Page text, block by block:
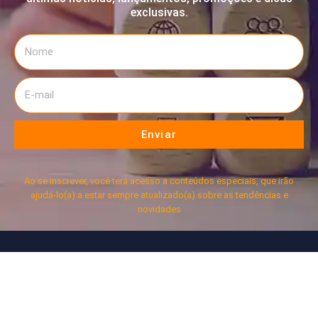
exclusivas.
Enviar
Ao se inscrever, você terá acesso a conteúdos especiais, que irão
ajudá-lo(a) a estar sempre atualizado(a) sobre as tendências e
novidades